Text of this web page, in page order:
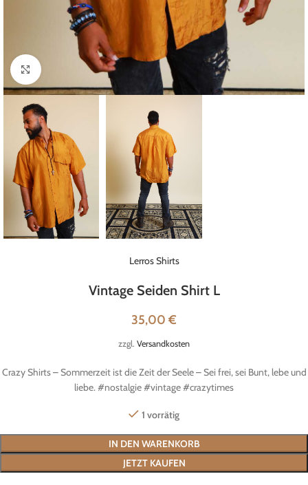
Klick zum Vergrößern
Lerros Shirts
Vintage Seiden Shirt L
35,00 €
zzgl. Versandkosten
Crazy Shirts – Sommerzeit ist die Zeit der Seele – Sei frei, sei Bunt, lebe und
liebe. #nostalgie #vintage #crazytimes
1 vorrätig
IN DEN WARENKORB
JETZT KAUFEN